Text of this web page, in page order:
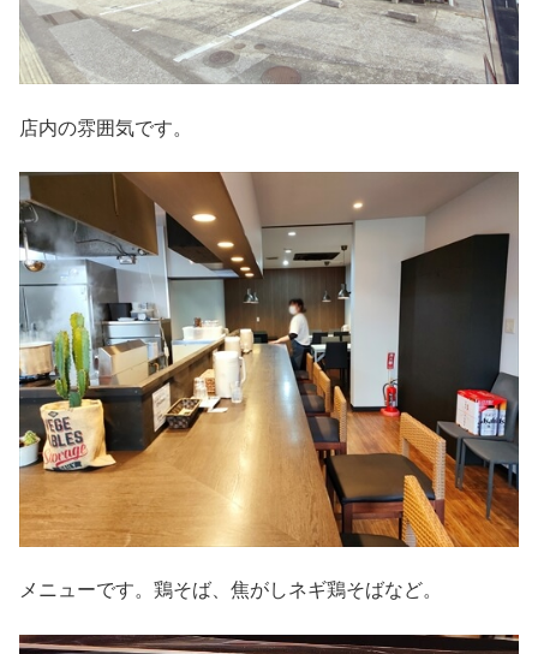
店内の雰囲気です。
メニューです。鶏そば、焦がしネギ鶏そばなど。